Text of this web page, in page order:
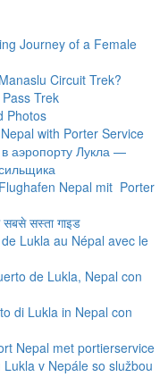
Journey of a Female
Circuit Trek?
Trek
Photos
with Porter Service
аэропорту Лукла —
Nepal mit Porter
सबसे सस्ता गाइड
Lukla au Népal avec le
de Lukla, Nepal con
di Lukla in Nepal con
Nepal met portierservice
v Nepále so službou